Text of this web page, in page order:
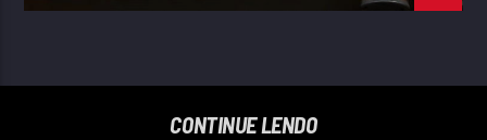
CONTINUE LENDO